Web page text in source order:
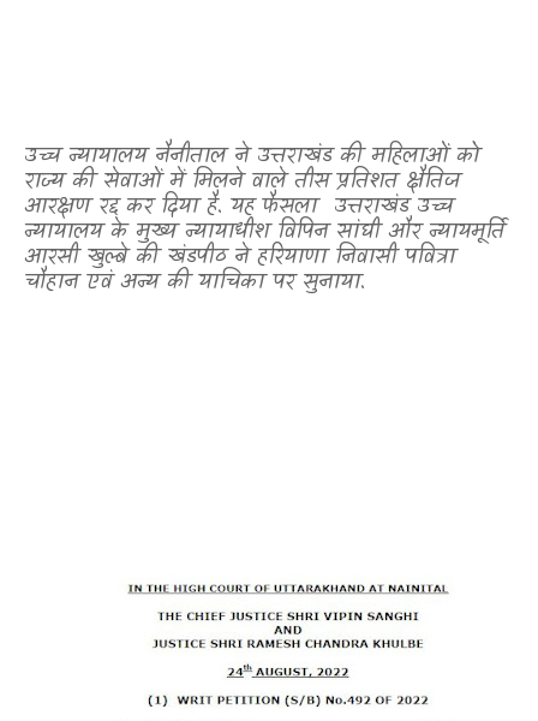
उच्च न्यायालय नैनीताल ने उत्तराखंड की महिलाओं को
राज्य की सेवाओं में मिलने वाले तीस प्रतिशत क्षैतिज
आरक्षण रद्द कर दिया है. यह फैसला उत्तराखंड उच्च
न्यायालय के मुख्य न्यायाधीश विपिन सांघी और न्यायमूर्ति
आरसी खुल्बे की खंडपीठ ने हरियाणा निवासी पवित्रा
चौहान एवं अन्य की याचिका पर सुनाया.